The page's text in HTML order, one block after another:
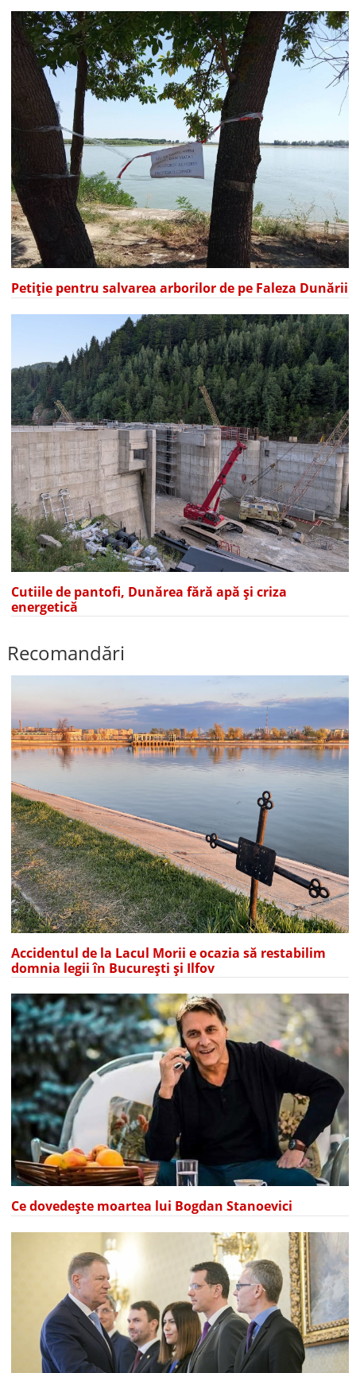
Petiție pentru salvarea arborilor de pe Faleza Dunării
Cutiile de pantofi, Dunărea fără apă și criza
energetică
Recomandări
Accidentul de la Lacul Morii e ocazia să restabilim
domnia legii în București și Ilfov
Ce dovedește moartea lui Bogdan Stanoevici